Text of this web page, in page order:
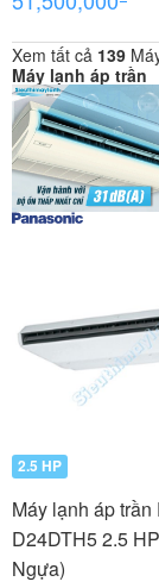
Xem tất cả 139
Máy lạnh áp trần
2.5 HP
Máy lạnh áp
D24DTH5 2.5
Ngựa)